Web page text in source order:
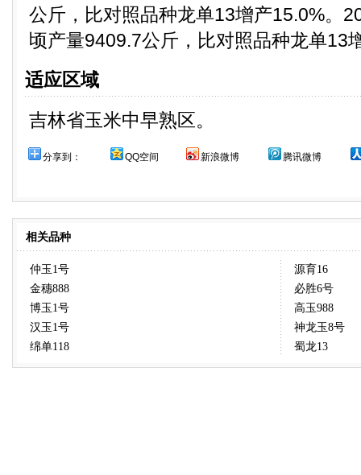
公斤，比对照品种龙单13增产15.0%。
顷产量9409.7公斤，比对照品种龙单13
适应区域
吉林省玉米中早熟区。
分享到： QQ空间 新浪微博 腾讯微博
相关品种
仲玉1号
金穗888
博玉1号
汉玉1号
绵单118
源育16
必胜6号
高玉988
神龙玉8号
蜀龙13